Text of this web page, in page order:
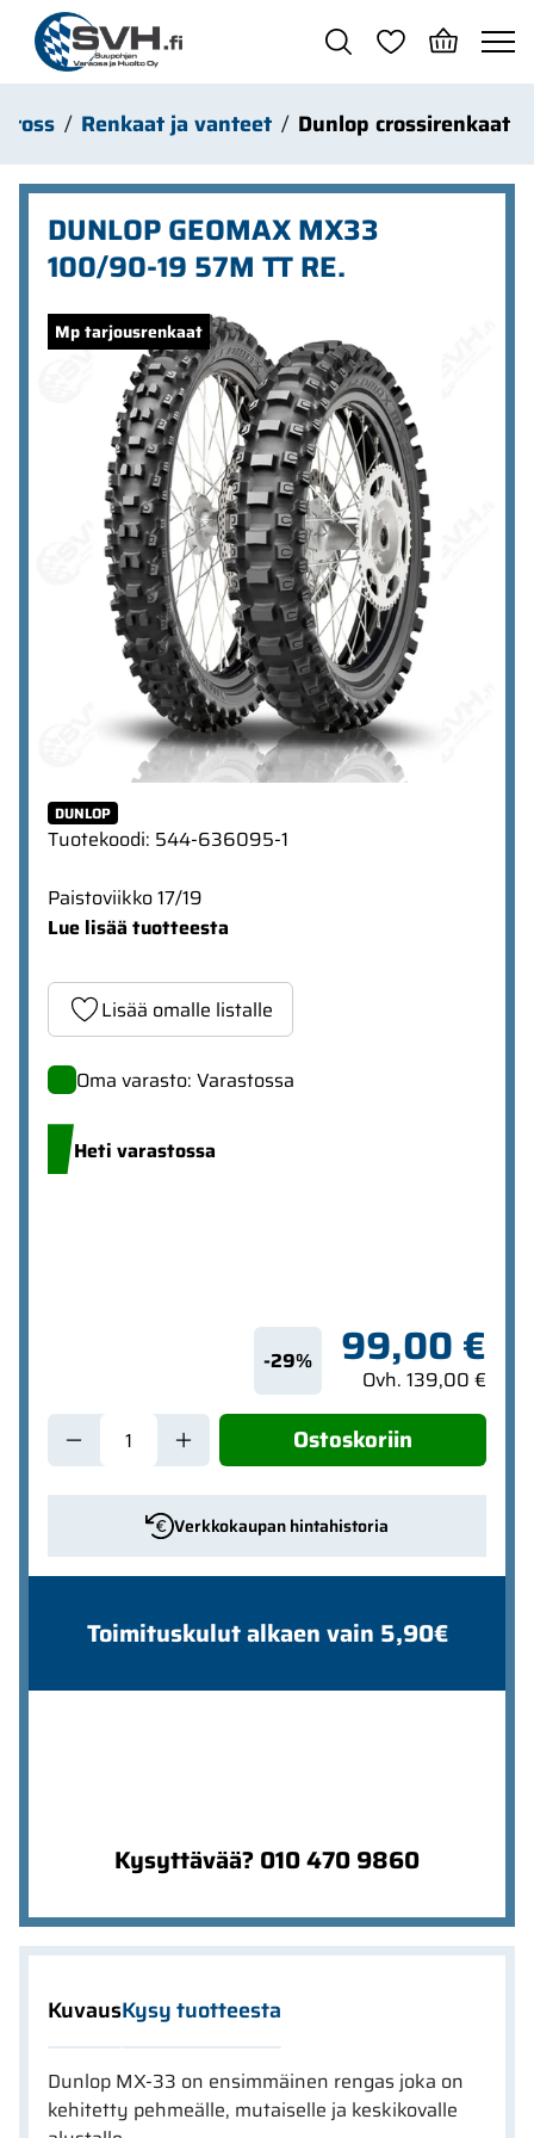
Siirry pääsisältöön
Renkaat ja vanteet Dunlop crossirenkaat
DUNLOP GEOMAX MX33
100/90-19 57M TT RE.
Mp tarjousrenkaat
Ohita kuvat
DUNLOP
Tuotekoodi: 544-636095-1
Paistoviikko 17/19
Lue lisää tuotteesta
Lisää omalle listalle
Oma varasto: Varastossa
Heti varastossa
-29% 99,00 €
Ovh. 139,00 €
Ostoskoriin
Verkkokaupan hintahistoria
Toimituskulut alkaen vain 5,90€
Kysyttävää? 010 470 9860
KuvausKysy tuotteesta
Dunlop MX-33 on ensimmäinen rengas joka on
kehitetty pehmeälle, mutaiselle ja keskikovalle